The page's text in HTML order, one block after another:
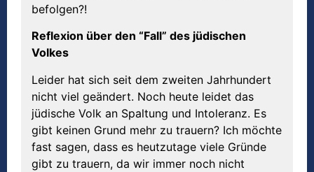
befolgen?!
Reflexion über den “Fall” des jüdischen
Volkes
Leider hat sich seit dem zweiten Jahrhundert
nicht viel geändert. Noch heute leidet das
jüdische Volk an Spaltung und Intoleranz. Es
gibt keinen Grund mehr zu trauern? Ich möchte
fast sagen, dass es heutzutage viele Gründe
gibt zu trauern, da wir immer noch nicht